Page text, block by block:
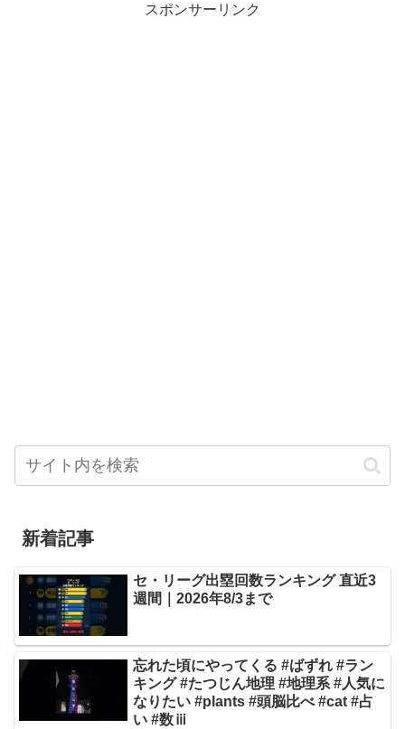
スポンサーリンク
新着記事
セ・リーグ出塁回数ランキング 直近3
週間｜2026年8/3まで
忘れた頃にやってくる #ばずれ #ラン
キング #たつじん地理 #地理系 #人気に
なりたい #plants #頭脳比べ #cat #占
い #数ⅲ